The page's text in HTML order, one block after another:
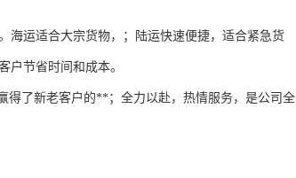
海运适合大宗货物，；陆运快速便捷，适合紧急货
户节省时间和成本。
得了新老客户的**；全力以赴，热情服务，是公司全